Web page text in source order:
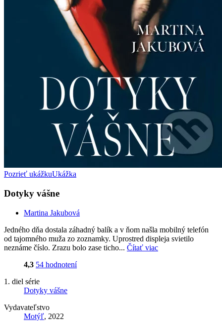
Pozrieť ukážkuUkážka
Dotyky vášne
Martina Jakubová
Jedného dňa dostala záhadný balík a v ňom našla mobilný telefón
od tajomného muža zo zoznamky. Uprostred displeja svietilo
neznáme číslo. Zrazu bolo zase ticho... Čítať viac
4,3 54 hodnotení
1. diel série
Dotyky vášne
Vydavateľstvo
Motýľ, 2022